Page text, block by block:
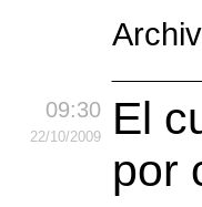
09:30
22/10/2009
El
por